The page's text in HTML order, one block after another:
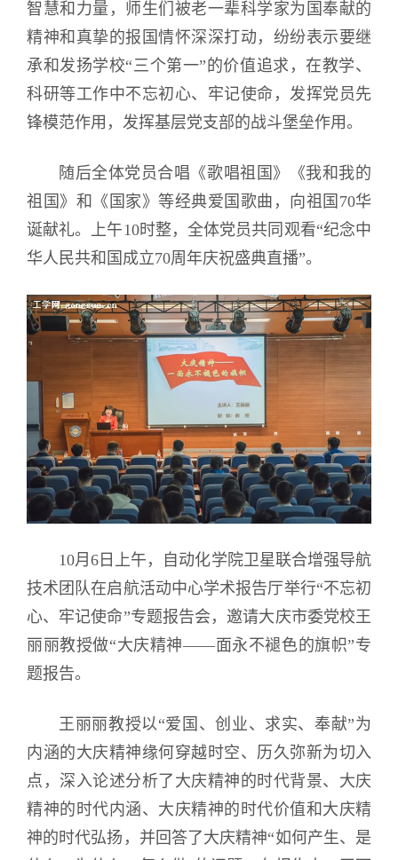
智慧和力量，师生们被老一辈科学家为国奉献的
精神和真挚的报国情怀深深打动，纷纷表示要继
承和发扬学校“三个第一”的价值追求，在教学、
科研等工作中不忘初心、牢记使命，发挥党员先
锋模范作用，发挥基层党支部的战斗堡垒作用。
随后全体党员合唱《歌唱祖国》《我和我的
祖国》和《国家》等经典爱国歌曲，向祖国70华
诞献礼。上午10时整，全体党员共同观看“纪念中
华人民共和国成立70周年庆祝盛典直播”。
10月6日上午，自动化学院卫星联合增强导航
技术团队在启航活动中心学术报告厅举行“不忘初
心、牢记使命”专题报告会，邀请大庆市委党校王
丽丽教授做“大庆精神——面永不褪色的旗帜”专
题报告。
王丽丽教授以“爱国、创业、求实、奉献”为
内涵的大庆精神缘何穿越时空、历久弥新为切入
点，深入论述分析了大庆精神的时代背景、大庆
精神的时代内涵、大庆精神的时代价值和大庆精
神的时代弘扬，并回答了大庆精神“如何产生、是